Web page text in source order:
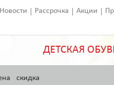
Новости Рассрочка Акции
ДЕТСКАЯ
скидка